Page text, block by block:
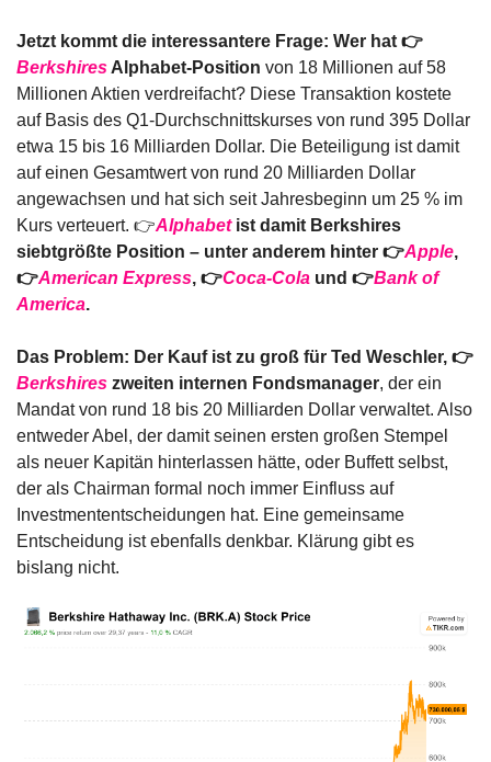
Jetzt kommt die interessantere Frage: Wer hat 👉
Berkshires Alphabet-Position von 18 Millionen auf 58
Millionen Aktien verdreifacht? Diese Transaktion kostete
auf Basis des Q1-Durchschnittskurses von rund 395 Dollar
etwa 15 bis 16 Milliarden Dollar. Die Beteiligung ist damit
auf einen Gesamtwert von rund 20 Milliarden Dollar
angewachsen und hat sich seit Jahresbeginn um 25 % im
Kurs verteuert. 👉Alphabet ist damit Berkshires
siebtgrößte Position – unter anderem hinter 👉Apple,
👉American Express, 👉Coca-Cola und 👉Bank of
America.
Das Problem: Der Kauf ist zu groß für Ted Weschler, 👉
Berkshires zweiten internen Fondsmanager, der ein
Mandat von rund 18 bis 20 Milliarden Dollar verwaltet. Also
entweder Abel, der damit seinen ersten großen Stempel
als neuer Kapitän hinterlassen hätte, oder Buffett selbst,
der als Chairman formal noch immer Einfluss auf
Investmententscheidungen hat. Eine gemeinsame
Entscheidung ist ebenfalls denkbar. Klärung gibt es
bislang nicht.